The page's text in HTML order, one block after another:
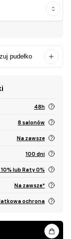
pudełko
48h
8 salonów
Na zawsze
100 dni
lub Raty 0%
Na zawsze*
ochrona